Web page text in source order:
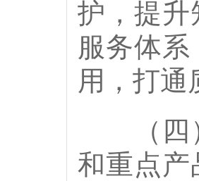
护，提升
服务体
用，打通
（四）
和重点产